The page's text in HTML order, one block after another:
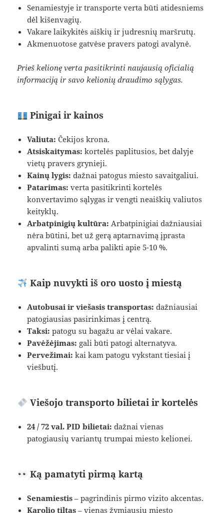
Senamiestyje ir transporte verta būti atidesniems
dėl kišenvagių.
Vakare laikykitės aiškių ir judresnių maršrutų.
Akmenuotose gatvėse pravers patogi avalynė.
Prieš kelionę verta pasitikrinti naujausią oficialią
informaciją ir savo kelionių draudimo sąlygas.
Pinigai ir kainos
Valiuta: Čekijos krona.
Atsiskaitymas: kortelės paplitusios, bet dalyje
vietų pravers grynieji.
Kainų lygis: dažnai patogus miesto savaitgaliui.
Patarimas: verta pasitikrinti kortelės
konvertavimo sąlygas ir vengti neaiškių valiutos
keityklų.
Arbatpinigių kultūra: Arbatpinigiai dažniausiai
nėra būtini, bet už gerą aptarnavimą įprasta
apvalinti sumą arba palikti apie 5-10 %.
Kaip nuvykti iš oro uosto į miestą
Autobusai ir viešasis transportas: dažniausiai
patogiausias pasirinkimas į centrą.
Taksi: patogu su bagažu ar vėlai vakare.
Pavėžėjimas: gali būti patogi alternatyva.
Pervežimai: kai kam patogu vykstant tiesiai į
viešbutį.
Viešojo transporto bilietai ir kortelės
24 / 72 val. PID bilietai: dažnai vienas
patogiausių variantų trumpai miesto kelionei.
Ką pamatyti pirmą kartą
Senamiestis – pagrindinis pirmo vizito akcentas.
Karolio tiltas – vienas žymiausių miesto